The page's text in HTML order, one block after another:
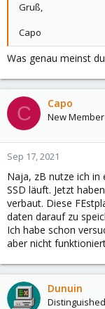
Gruß,
Capo
Was genau meinst
C Capo
New Member
Sep 17, 2021
Naja, zB nutze ich in
SSD läuft. Jetzt
verbaut. Diese
daten darauf zu
Ich habe schon
aber nicht
Dunuin